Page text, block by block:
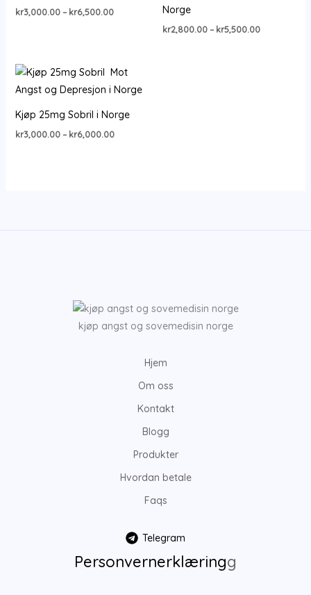
kr3,000.00 – kr6,500.00Price
Norge
kr2,800.00– kr5,500.00Price
Kjøp 25mg Sobril i Norge
kr3,000.00 – kr6,000.00Price
kjøp angst og sovemedisin norge
Hjem
Om oss
Kontakt
Blogg
Produkter
Hvordan betale
Faqs
Telegram
Personvernerklæringg